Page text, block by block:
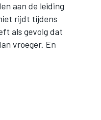
aan de leiding
rijdt tijdens
als gevolg dat
vroeger. En